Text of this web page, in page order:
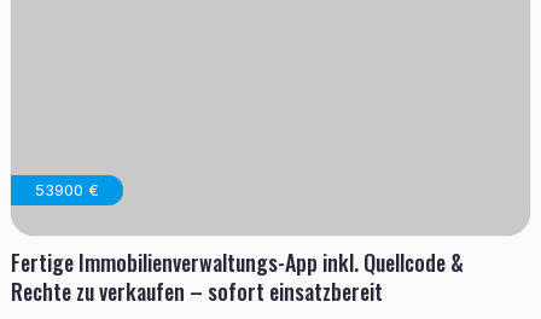
53900 €
Fertige Immobilienverwaltungs-App inkl. Quellcode &
Rechte zu verkaufen – sofort einsatzbereit